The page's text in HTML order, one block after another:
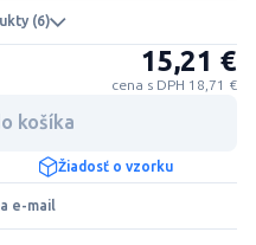
(6)
15,21 €
cena s DPH 18,71 €
košíka
Žiadosť o vzorku
e-mail